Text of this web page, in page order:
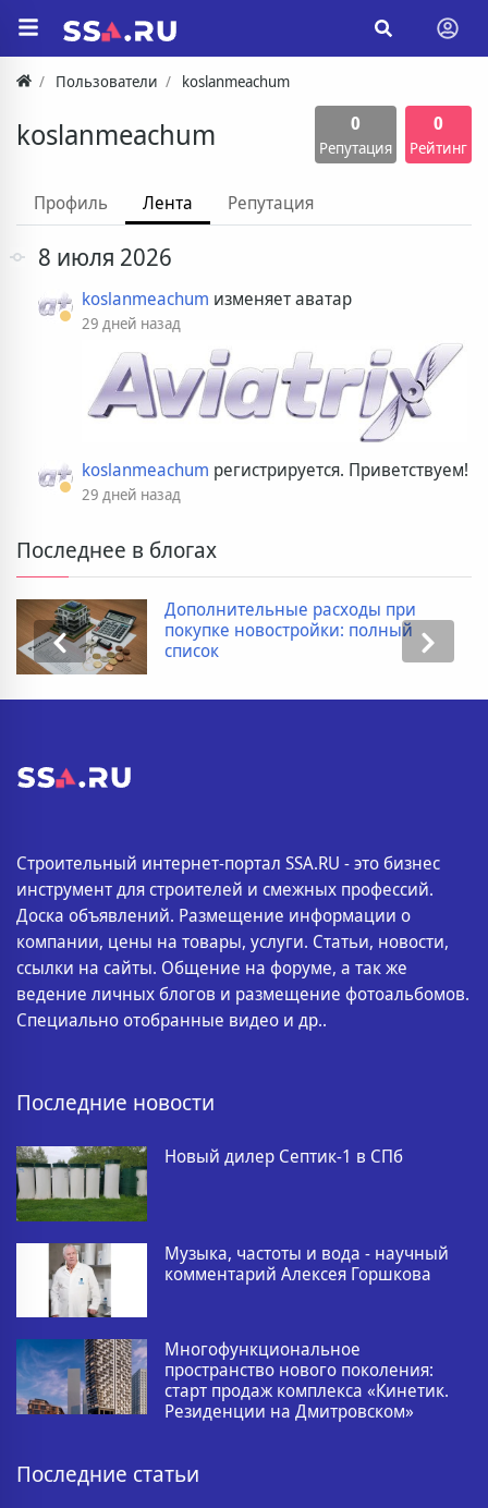
Пользователи koslanmeachum
koslanmeachum 0
Репутация
0
Рейтинг
Профиль Лента Репутация
8 июля 2026
koslanmeachum изменяет аватар
29 дней назад
koslanmeachum регистрируется. Приветствуем!
29 дней назад
Последнее в блогах
Дополнительные расходы при
покупке новостройки: полный
список
Строительный интернет-портал SSA.RU - это бизнес
инструмент для строителей и смежных профессий.
Доска объявлений. Размещение информации о
компании, цены на товары, услуги. Статьи, новости,
ссылки на сайты. Общение на форуме, а так же
ведение личных блогов и размещение фотоальбомов.
Специально отобранные видео и др..
Последние новости
Новый дилер Септик-1 в СПб
Музыка, частоты и вода - научный
комментарий Алексея Горшкова
Многофункциональное
пространство нового поколения:
старт продаж комплекса «Кинетик.
Резиденции на Дмитровском»
Последние статьи